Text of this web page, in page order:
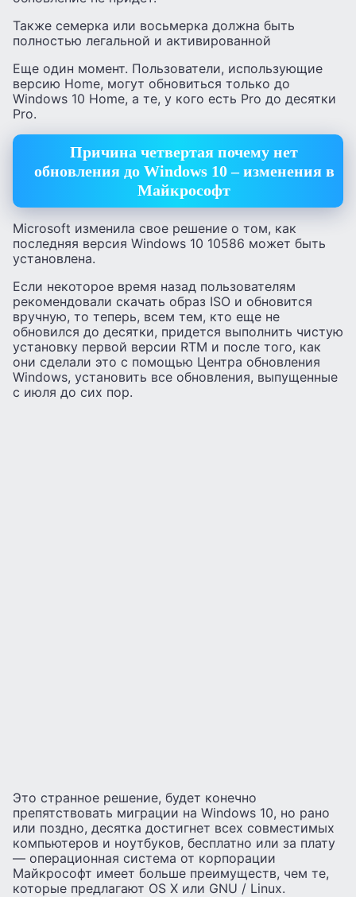
Также семерка или восьмерка должна быть
полностью легальной и активированной
Еще один момент. Пользователи, использующие
версию Home, могут обновиться только до
Windows 10 Home, а те, у кого есть Pro до десятки
Pro.
Причина четвертая почему нет
обновления до Windows 10 – изменения в
Майкрософт
Microsoft изменила свое решение о том, как
последняя версия Windows 10 10586 может быть
установлена.
Если некоторое время назад пользователям
рекомендовали скачать образ ISO и обновится
вручную, то теперь, всем тем, кто еще не
обновился до десятки, придется выполнить чистую
установку первой версии RTM и после того, как
они сделали это с помощью Центра обновления
Windows, установить все обновления, выпущенные
с июля до сих пор.
Это странное решение, будет конечно
препятствовать миграции на Windows 10, но рано
или поздно, десятка достигнет всех совместимых
компьютеров и ноутбуков, бесплатно или за плату
— операционная система от корпорации
Майкрософт имеет больше преимуществ, чем те,
которые предлагают OS X или GNU / Linux.